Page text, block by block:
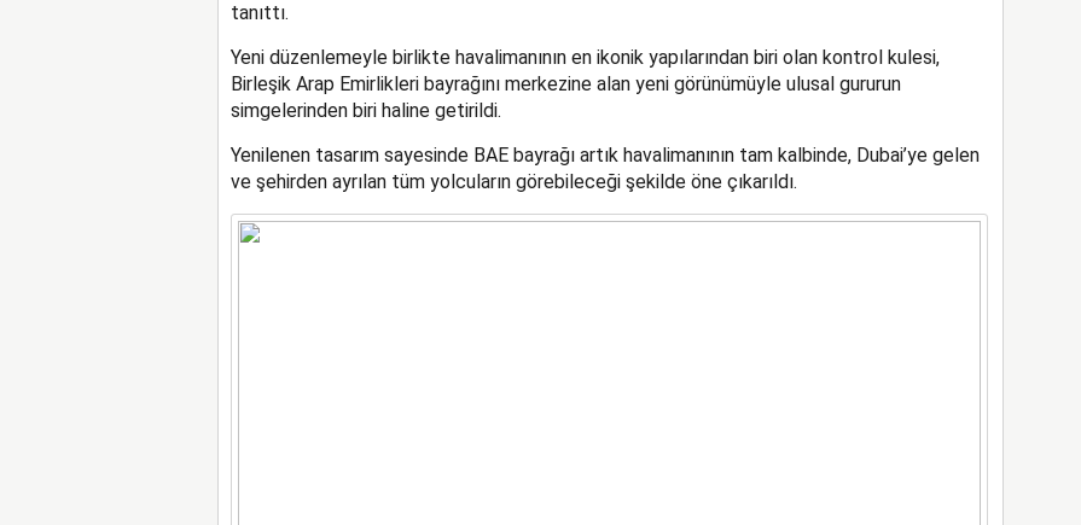
tanıttı.
Yeni düzenlemeyle birlikte havalimanının en ikonik yapılarından biri olan kontrol kulesi,
Birleşik Arap Emirlikleri bayrağını merkezine alan yeni görünümüyle ulusal gururun
simgelerinden biri haline getirildi.
Yenilenen tasarım sayesinde BAE bayrağı artık havalimanının tam kalbinde, Dubai’ye gelen
ve şehirden ayrılan tüm yolcuların görebileceği şekilde öne çıkarıldı.